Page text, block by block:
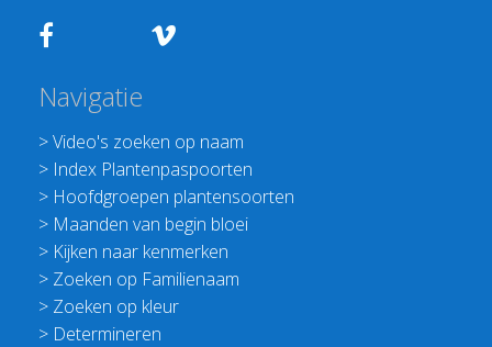
Navigatie
>Video's zoeken op naam
> Index Plantenpaspoorten
> Hoofdgroepen plantensoorten
> Maanden van begin bloei
> Kijken naar kenmerken
> Zoeken op Familienaam
> Zoeken op kleur
> Determineren